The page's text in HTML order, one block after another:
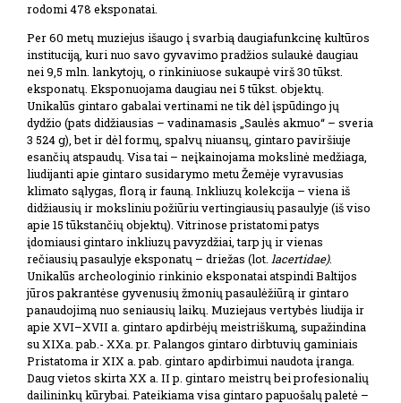
rodomi 478 eksponatai.
Per 60 metų muziejus išaugo į svarbią daugiafunkcinę kultūros
instituciją, kuri nuo savo gyvavimo pradžios sulaukė daugiau
nei 9,5 mln. lankytojų, o rinkiniuose sukaupė virš 30 tūkst.
eksponatų. Eksponuojama daugiau nei 5 tūkst. objektų.
Unikalūs gintaro gabalai vertinami ne tik dėl įspūdingo jų
dydžio (pats didžiausias – vadinamasis „Saulės akmuo“ – sveria
3 524 g), bet ir dėl formų, spalvų niuansų, gintaro paviršiuje
esančių atspaudų. Visa tai – neįkainojama mokslinė medžiaga,
liudijanti apie gintaro susidarymo metu Žemėje vyravusias
klimato sąlygas, florą ir fauną. Inkliuzų kolekcija – viena iš
didžiausių ir moksliniu požiūriu vertingiausių pasaulyje (iš viso
apie 15 tūkstančių objektų). Vitrinose pristatomi patys
įdomiausi gintaro inkliuzų pavyzdžiai, tarp jų ir vienas
rečiausių pasaulyje eksponatų – driežas (lot. lacertidae).
Unikalūs archeologinio rinkinio eksponatai atspindi Baltijos
jūros pakrantėse gyvenusių žmonių pasaulėžiūrą ir gintaro
panaudojimą nuo seniausių laikų. Muziejaus vertybės liudija ir
apie XVI–XVII a. gintaro apdirbėjų meistriškumą, supažindina
su XIXa. pab.- XXa. pr. Palangos gintaro dirbtuvių gaminiais
Pristatoma ir XIX a. pab. gintaro apdirbimui naudota įranga.
Daug vietos skirta XX a. II p. gintaro meistrų bei profesionalių
dailininkų kūrybai. Pateikiama visa gintaro papuošalų paletė –